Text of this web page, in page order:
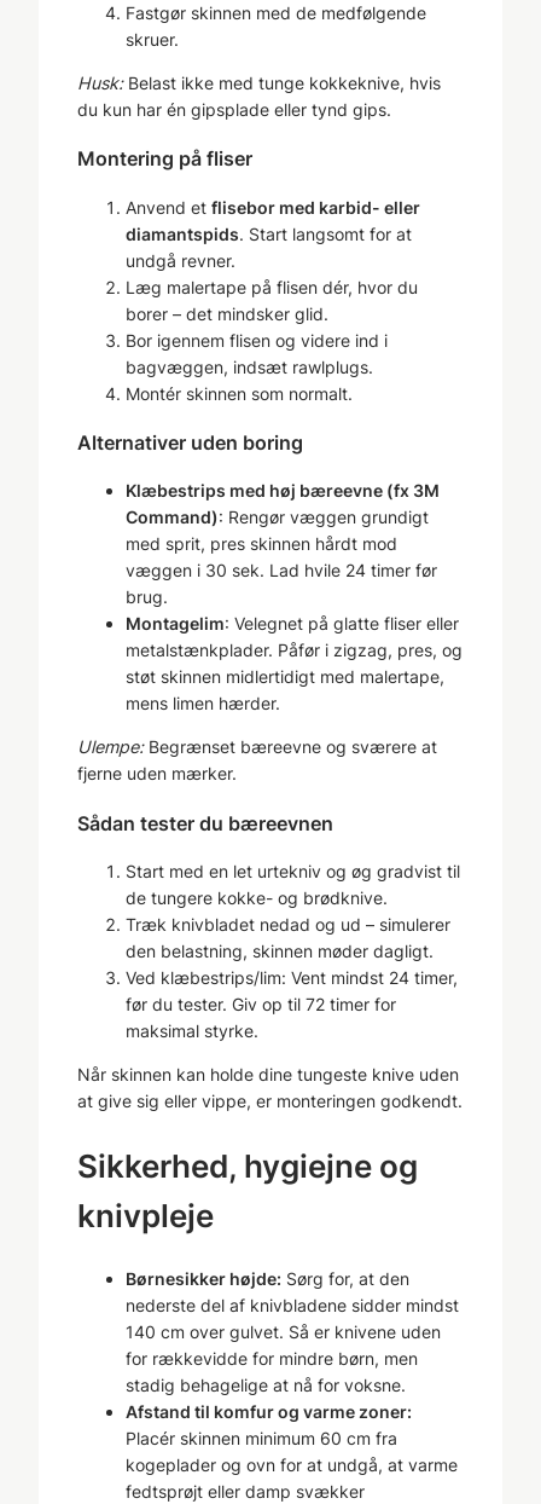
Fastgør skinnen med de medfølgende
skruer.
Husk:Belast ikke med tunge kokkeknive, hvis
du kun har én gipsplade eller tynd gips.
Montering på fliser
Anvend et flisebor med karbid- eller
diamantspids. Start langsomt for at
undgå revner.
Læg malertape på flisen dér, hvor du
borer – det mindsker glid.
Bor igennem flisen og videre ind i
bagvæggen, indsæt rawlplugs.
Montér skinnen som normalt.
Alternativer uden boring
Klæbestrips med høj bæreevne (fx 3M
Command): Rengør væggen grundigt
med sprit, pres skinnen hårdt mod
væggen i 30 sek. Lad hvile 24 timer før
brug.
Montagelim: Velegnet på glatte fliser eller
metalstænkplader. Påfør i zigzag, pres, og
støt skinnen midlertidigt med malertape,
mens limen hærder.
Ulempe:Begrænset bæreevne og sværere at
fjerne uden mærker.
Sådan tester du bæreevnen
Start med en let urtekniv og øg gradvist til
de tungere kokke- og brødknive.
Træk knivbladet nedad og ud – simulerer
den belastning, skinnen møder dagligt.
Ved klæbestrips/lim: Vent mindst 24 timer,
før du tester. Giv op til 72 timer for
maksimal styrke.
Når skinnen kan holde dine tungeste knive uden
at give sig eller vippe, er monteringen godkendt.
Sikkerhed, hygiejne og
knivpleje
Børnesikker højde: Sørg for, at den
nederste del af knivbladene sidder mindst
140 cm over gulvet. Så er knivene uden
for rækkevidde for mindre børn, men
stadig behagelige at nå for voksne.
Afstand til komfur og varme zoner:
Placér skinnen minimum 60 cm fra
kogeplader og ovn for at undgå, at varme
fedtsprøjt eller damp svækker